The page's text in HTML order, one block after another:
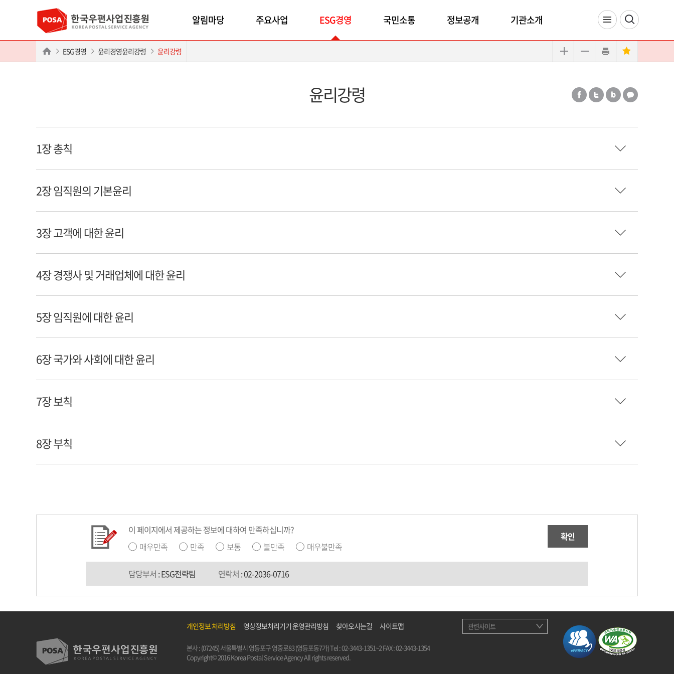
알림마당 주요사업 ESG경영 국민소통 정보공개 기관소개
ESG경영 윤리경영윤리강령 윤리강령
윤리강령
1장 총칙
2장 임직원의 기본윤리
3장 고객에 대한 윤리
4장 경쟁사 및 거래업체에 대한 윤리
5장 임직원에 대한 윤리
6장 국가와 사회에 대한 윤리
7장 보칙
8장 부칙
이 페이지에서 제공하는 정보에 대하여 만족하십니까?
매우만족
만족 보통 불만족 매우불만족
확인
담당부서 : ESG전략팀 연락처 :02-2036-0716
개인정보 처리방침 영상정보처리기기 운영관리방침 찾아오시는길 사이트맵
본사 : (07245) 서울특별시 영등포구 영중로83 (영등포동7가)Tel :02-3443-1351~2FAX : 02-3443-1354
Copyright© 2016 Korea Postal Service Agency All rights reserved.
관련사이트